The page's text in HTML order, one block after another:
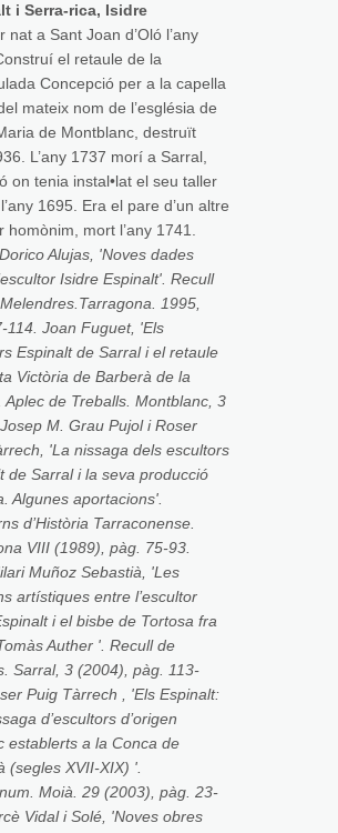
i Serra-rica, Isidre
nat a Sant Joan d’Oló l’any
el retaule de la
Concepció per a la capella
mateix nom de l’església de
de Montblanc, destruït
L’any 1737 morí a Sarral,
on tenia instal•lat el seu taller
1695. Era el pare d’un altre
homònim, mort l’any 1741.
Alujas, 'Noves dades
Isidre Espinalt'. Recull
1995,
114. Joan Fuguet, 'Els
Espinalt de Sarral i el retaule
Victòria de Barberà de la
Aplec de Treballs. Montblanc, 3
M. Grau Pujol i Roser
'La nissaga dels escultors
de Sarral i la seva producció
Algunes aportacions'.
d’Història Tarraconense.
VIII (1989), pàg. 75-93.
Muñoz Sebastià, 'Les
artístiques entre l’escultor
i el bisbe de Tortosa fra
Auther '. Recull de
Sarral, 3 (2004), pàg. 113-
Puig Tàrrech , 'Els Espinalt:
d’escultors d’origen
establerts a la Conca de
(segles XVII-XIX) '.
Moià. 29 (2003), pàg. 23-
Vidal i Solé, 'Noves obres